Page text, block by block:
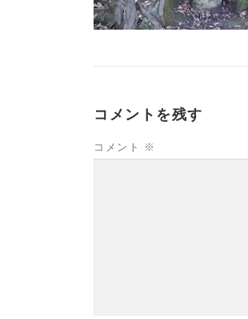
コメントを残す
コメント ※